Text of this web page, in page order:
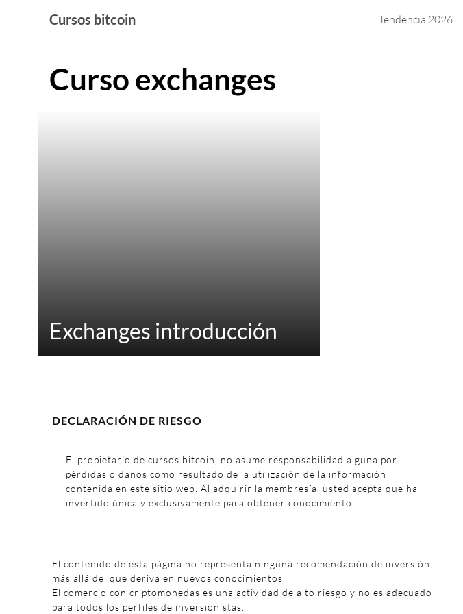
contenido
Cursos bitcoin Tendencia 2026
Curso exchanges
Exchanges introducción
DECLARACIÓN DE RIESGO
El propietario de cursos bitcoin, no asume responsabilidad alguna por
pérdidas o daños como resultado de la utilización de la información
contenida en este sitio web. Al adquirir la membresía, usted acepta que ha
invertido única y exclusivamente para obtener conocimiento.
El contenido de esta página no representa ninguna recomendación de inversión,
más allá del que deriva en nuevos conocimientos.
El comercio con criptomonedas es una actividad de alto riesgo y no es adecuado
para todos los perfiles de inversionistas.